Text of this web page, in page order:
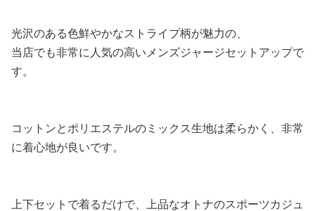
光沢のある色鮮やかなストライプ柄が魅力の、
当店でも非常に人気の高いメンズジャージセットアップで
す。
コットンとポリエステルのミックス生地は柔らかく、非常
に着心地が良いです。
上下セットで着るだけで、上品なオトナのスポーツカジュ